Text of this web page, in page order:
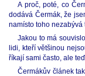
A proč, poté, co
dodává Čermák, že
namísto toho
Jakou to má
lidi, kteří většinou
říkají sami často, ale
Čermákův článek